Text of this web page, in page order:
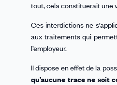
tout, cela constituerait une
Ces interdictions ne
aux traitements qui
l’employeur.
Il dispose en effet de la
qu’aucune trace ne soit